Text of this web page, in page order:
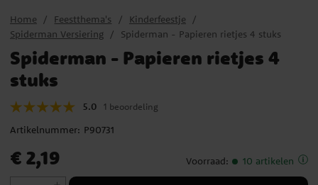
Home Feestthema's
Kinderfeestje
Spiderman Versiering
Spiderman - Papieren rietjes 4 stuks
Spiderman - Papieren rietjes 4
stuks
5.0 1 beoordeling
Artikelnummer: P90731
Prijs: € 2,19
€ 2,19 Voorraad: 10 artikelen